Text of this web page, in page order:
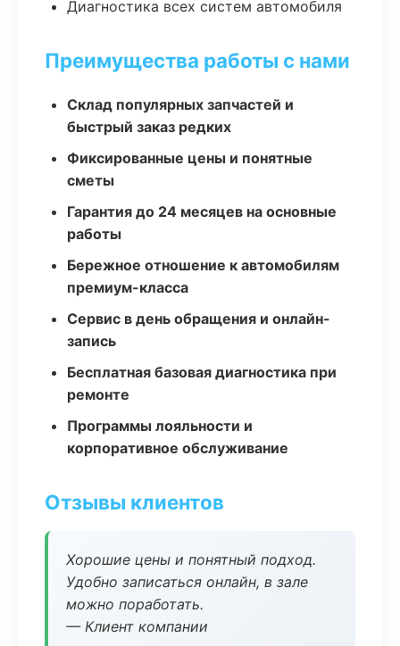
Диагностика всех систем автомобиля
Преимущества работы с нами
Склад популярных запчастей и
быстрый заказ редких
Фиксированные цены и понятные
сметы
Гарантия до 24 месяцев на основные
работы
Бережное отношение к автомобилям
премиум-класса
Сервис в день обращения и онлайн-
запись
Бесплатная базовая диагностика при
ремонте
Программы лояльности и
корпоративное обслуживание
Отзывы клиентов
Хорошие цены и понятный подход.
Удобно записаться онлайн, в зале
можно поработать.
— Клиент компании